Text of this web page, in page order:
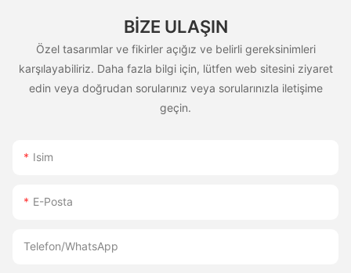
BIZE ULAŞIN
Özel tasarımlar ve fikirler açığız ve belirli gereksinimleri
karşılayabiliriz. Daha fazla bilgi için, lütfen web sitesini ziyaret
edin veya doğrudan sorularınız veya sorularınızla iletişime
geçin.
Isim
E-Posta
Telefon/WhatsApp